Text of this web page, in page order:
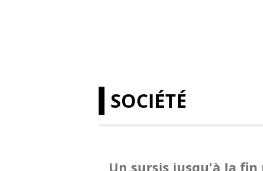
SOCIÉTÉ
Un sursis jusqu'à la fin